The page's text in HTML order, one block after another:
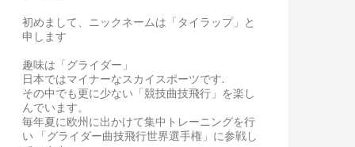
初めまして、ニックネームは「タイラップ」と
申します
趣味は「グライダー」
日本ではマイナーなスカイスポーツです.
その中でも更に少ない「競技曲技飛行」を楽し
んでいます。
毎年夏に欧州に出かけて集中トレーニングを行
い 「グライダー曲技飛行世界選手権」に参戦し